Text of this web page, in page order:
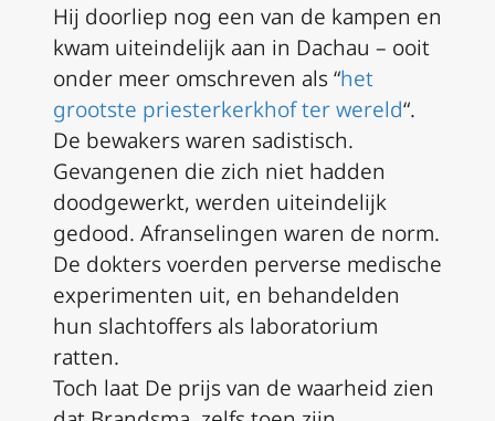
Hij doorliep nog een van de kampen en
kwam uiteindelijk aan in Dachau – ooit
onder meer omschreven als “het
grootste priesterkerkhof ter wereld“.
De bewakers waren sadistisch.
Gevangenen die zich niet hadden
doodgewerkt, werden uiteindelijk
gedood. Afranselingen waren de norm.
De dokters voerden perverse medische
experimenten uit, en behandelden
hun slachtoffers als laboratorium
ratten.
Toch laat De prijs van de waarheid zien